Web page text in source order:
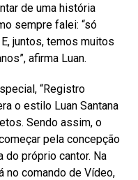
de uma história
sempre falei: “só
juntos, temos muitos
afirma Luan.
“Registro
o estilo Luan Santana
Sendo assim, o
pela concepção
do próprio cantor. Na
no comando de Vídeo,